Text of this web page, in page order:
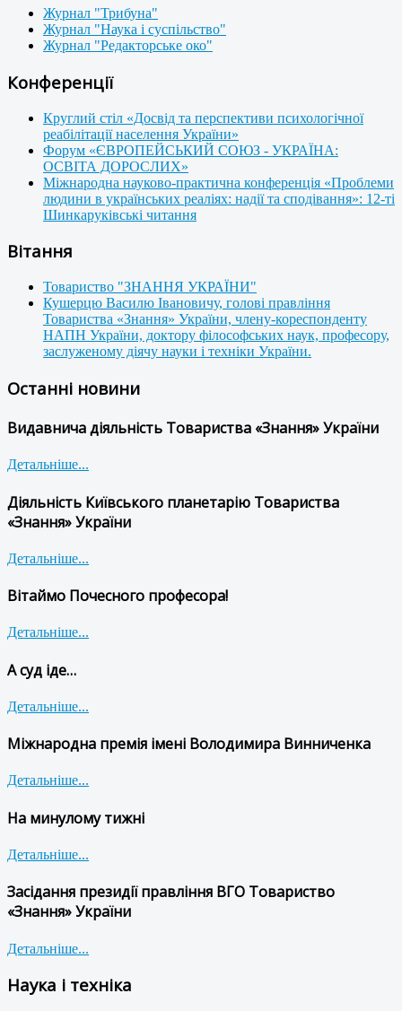
Журнал "Трибуна"
Журнал "Наука і суспільство"
Журнал "Редакторське око"
Конференції
Круглий стіл «Досвід та перспективи психологічної
реабілітації населення України»
Форум «ЄВРОПЕЙСЬКИЙ СОЮЗ - УКРАЇНА:
ОСВІТА ДОРОСЛИХ»
Міжнародна науково-практична конференція «Проблеми
людини в українських реаліях: надії та сподівання»: 12-ті
Шинкаруківські читання
Вітання
Товариство "ЗНАННЯ УКРАЇНИ"
Кушерцю Василю Івановичу, голові правління
Товариства «Знання» України, члену-кореспонденту
НАПН України, доктору філософських наук, професору,
заслуженому діячу науки і техніки України.
Останні новини
Видавнича діяльність Товариства «Знання» України
Детальніше...
Діяльність Київського планетарію Товариства
«Знання» України
Детальніше...
Вітаймо Почесного професора!
Детальніше...
А суд іде…
Детальніше...
Міжнародна премія імені Володимира Винниченка
Детальніше...
На минулому тижні
Детальніше...
Засідання президії правління ВГО Товариство
«Знання» України
Детальніше...
Наука і техніка